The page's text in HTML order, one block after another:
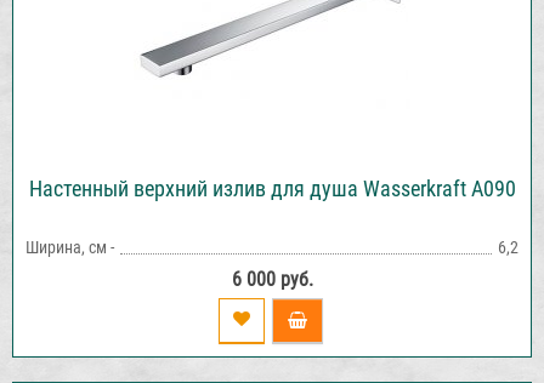
Настенный верхний излив для душа Wasserkraft A090
Ширина, см - 6,2
6 000 руб.